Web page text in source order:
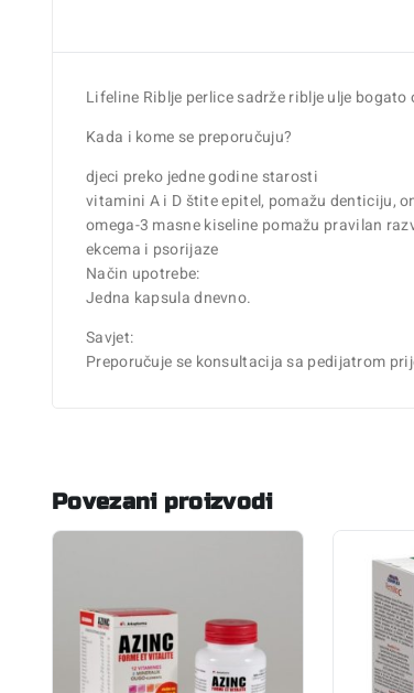
Lifeline Riblje perlice sadrže riblje ulje
Kada i kome se preporučuju?
djeci preko jedne godine starosti
vitamini A i D štite epitel, pomažu denticiju,
omega-3 masne kiseline pomažu pravilan
ekcema i psorijaze
Način upotrebe:
Jedna kapsula dnevno.
Savjet:
Preporučuje se konsultacija sa pedijatrom
Povezani proizvodi